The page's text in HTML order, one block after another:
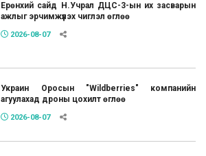
Ерөнхий сайд Н.Учрал ДЦС-3-ын их засварын
ажлыг эрчимжүүлэх чиглэл өглөө
2026-08-07
Украин Оросын "Wildberries" компанийн
агуулахад дроны цохилт өглөө
2026-08-07